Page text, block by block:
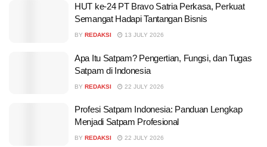
HUT ke-24 PT Bravo Satria Perkasa, Perkuat
Semangat Hadapi Tantangan Bisnis
BY REDAKSI 13 JULY 2026
Apa Itu Satpam? Pengertian, Fungsi, dan Tugas
Satpam di Indonesia
BY REDAKSI 22 JULY 2026
Profesi Satpam Indonesia: Panduan Lengkap
Menjadi Satpam Profesional
BY REDAKSI 22 JULY 2026